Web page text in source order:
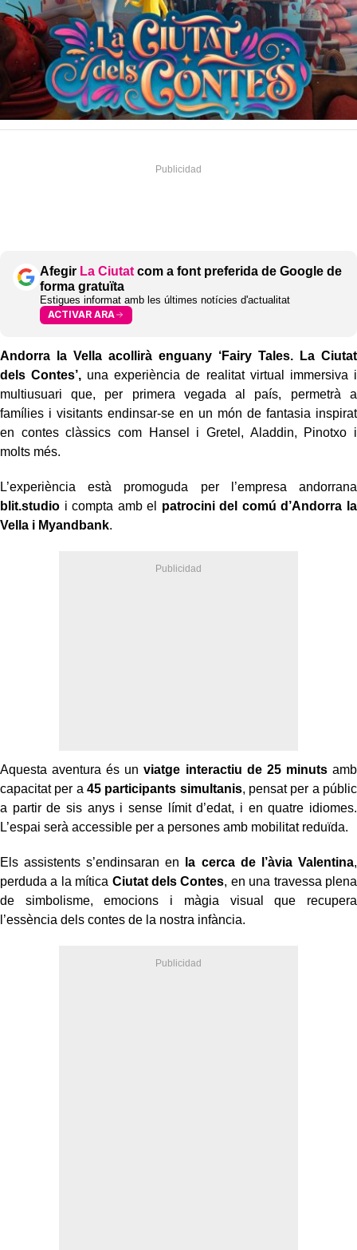
Afegir La Ciutat com a font preferida de Google de
forma gratuïta
Estigues informat amb les últimes notícies d'actualitat
ACTIVAR ARA
Andorra la Vella acollirà enguany ‘Fairy Tales. La Ciutat
dels Contes’, una experiència de realitat virtual immersiva i
multiusuari que, per primera vegada al país, permetrà a
famílies i visitants endinsar-se en un món de fantasia inspirat
en contes clàssics com Hansel i Gretel, Aladdin, Pinotxo i
molts més.
L’experiència està promoguda per l’empresa andorrana
blit.studio i compta amb el patrocini del comú d’Andorra la
Vella i Myandbank.
Aquesta aventura és unviatge interactiu de 25 minutsamb
capacitat per a 45 participants simultanis, pensat per a públic
a partir de sis anys i sense límit d’edat, i en quatre idiomes.
L’espai serà accessible per a persones amb mobilitat reduïda.
Els assistents s’endinsaran en la cerca de l’àvia Valentina,
perduda a la mítica Ciutat dels Contes, en una travessa plena
de simbolisme, emocions i màgia visual que recupera
l’essència dels contes de la nostra infància.